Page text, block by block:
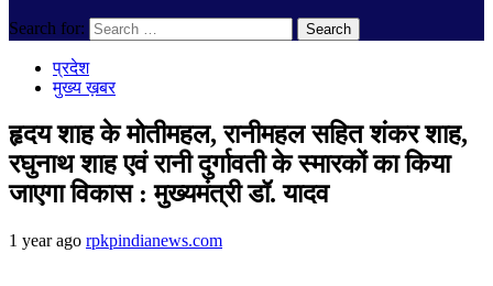
Search for:
प्रदेश
मुख्य ख़बर
हृदय शाह के मोतीमहल, रानीमहल सहित शंकर शाह,
रघुनाथ शाह एवं रानी दुर्गावती के स्मारकों का किया
जाएगा विकास : मुख्यमंत्री डॉ. यादव
1 year ago rpkpindianews.com